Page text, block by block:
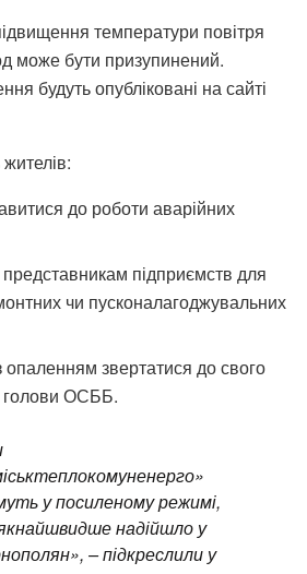
температури повітря
може бути призупинений.
будуть опубліковані на сайті
до роботи аварійних
представникам підприємств для
чи пусконалагоджувальних
опаленням звертатися до свого
голови ОСББ.
у посиленому режимі,
надійшло у
– підкреслили у